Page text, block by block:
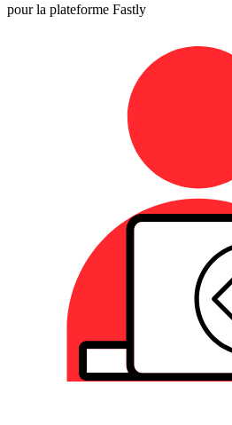
pour la plateforme Fastly